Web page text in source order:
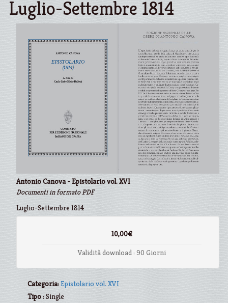
Luglio-Settembre 1814
Antonio Canova - Epistolario vol. XVI
Documenti in formato PDF
Luglio-Settembre 1814
10,00€
Validità download : 90 Giorni
Categoria:Epistolario vol. XVI
Tipo :Single